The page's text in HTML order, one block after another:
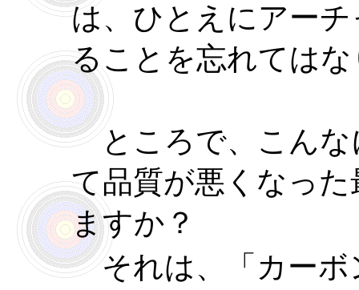
は、ひとえにアー
ることを忘れては
ところで、こんな
て品質が悪くなっ
ますか？
それは、「カーボ